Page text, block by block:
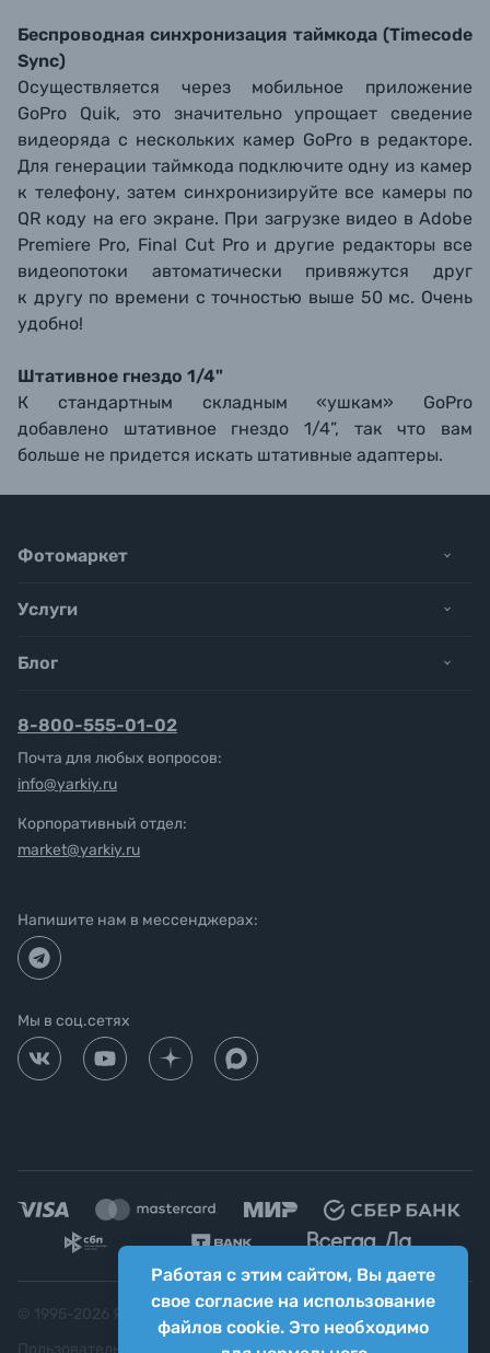
Беспроводная синхронизация таймкода (Timecode
Sync)
Осуществляется через мобильное приложение
GoPro Quik, это значительно упрощает сведение
видеоряда с нескольких камер GoPro в редакторе.
Для генерации таймкода подключите одну из камер
к телефону, затем синхронизируйте все камеры по
QR коду на его экране. При загрузке видео в Adobe
Premiere Pro, Final Cut Pro и другие редакторы все
видеопотоки автоматически привяжутся друг
к другу по времени с точностью выше 50 мс. Очень
удобно!
Штативное гнездо 1/4"
К стандартным складным «ушкам» GoPro
добавлено штативное гнездо 1/4”, так что вам
больше не придется искать штативные адаптеры.
Работая с этим сайтом, Вы даете
свое согласие на использование
файлов cookie. Это необходимо
Фотомаркет
Услуги
Блог
8-800-555-01-02
Почта для любых вопросов:
info@yarkiy.ru
Корпоративный отдел:
market@yarkiy.ru
Напишите нам в мессенджерах:
Мы в соц.сетях
Яркий фотомаркет ("Яркий Мир")
Пользовательское соглашение